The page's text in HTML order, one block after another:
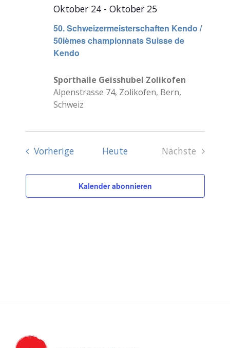
50. Schweizermeisterschaften Kendo /
50ièmes championnats Suisse de
Kendo
Oktober 24- Oktober 25
Sporthalle Geisshubel Zolikofen
Alpenstrasse 74, Zolikofen, Bern,
Schweiz
VorherigeVeranstaltungen
Heute
Nächste
Kalender abonnieren